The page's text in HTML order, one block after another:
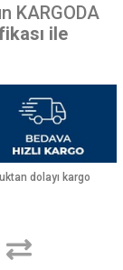
KARGODA
ile
dolayı kargo